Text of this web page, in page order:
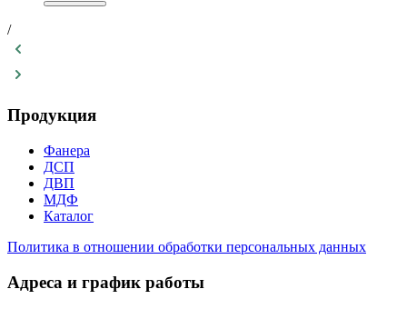
/
Продукция
Фанера
ДСП
ДВП
МДФ
Каталог
Политика в отношении обработки персональных данных
Адреса и график работы